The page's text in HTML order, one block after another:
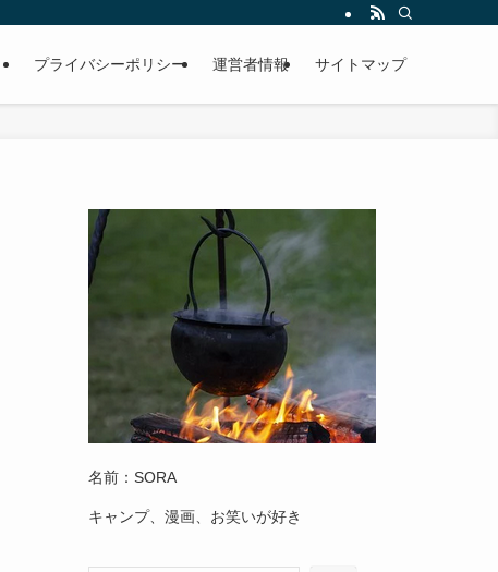
プライバシーポリシー 運営者情報 サイトマップ
名前：SORA
キャンプ、漫画、お笑いが好き